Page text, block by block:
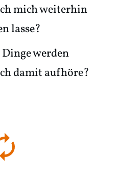
mich weiterhin
lasse?
werden
damit aufhöre?